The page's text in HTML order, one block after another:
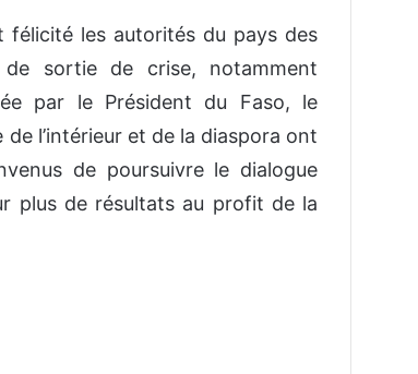
félicité les autorités du pays des
sortie de crise, notamment
par le Président du Faso, le
de l’intérieur et de la diaspora ont
de poursuivre le dialogue
plus de résultats au profit de la